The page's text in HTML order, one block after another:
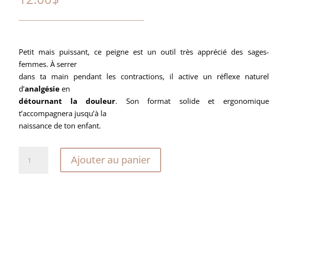
Petit mais puissant, ce peigne est un outil très apprécié des sages-
femmes. À serrer
dans ta main pendant les contractions, il active un réflexe naturel
d’analgésieen
détournant la douleur. Son format solide et ergonomique
t’accompagnera jusqu’à la
naissance de ton enfant.
Ajouter au panier